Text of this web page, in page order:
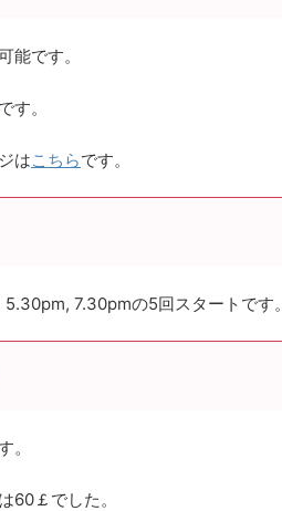
能です。
です。
はこちらです。
7.30pmの5回スタートです。
。
60￡でした。